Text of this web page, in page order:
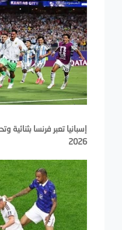
إسبانيا تعبر فرنسا
2026